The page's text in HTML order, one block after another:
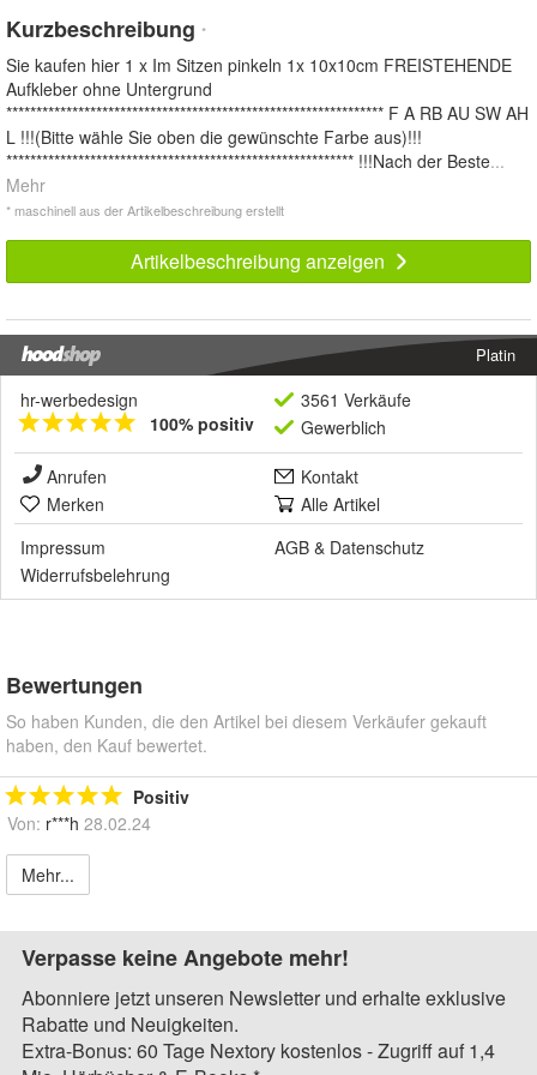
Kurzbeschreibung *
Sie kaufen hier 1 x Im Sitzen pinkeln 1x 10x10cm FREISTEHENDE
Aufkleber ohne Untergrund
*************************************************************** F A RB AU SW AH
L !!!(Bitte wähle Sie oben die gewünschte Farbe aus)!!!
********************************************************** !!!Nach der Beste...
Mehr
* maschinell aus der Artikelbeschreibung erstellt
Artikelbeschreibung anzeigen
Platin
hr-werbedesign
100% positiv
3561 Verkäufe
Gewerblich
Anrufen
Kontakt
Merken
Alle Artikel
Impressum
AGB & Datenschutz
Widerrufsbelehrung
Bewertungen
So haben Kunden, die den Artikel bei diesem Verkäufer gekauft
haben, den Kauf bewertet.
Positiv
Von: r***h 28.02.24
Mehr...
Verpasse keine Angebote mehr!
Abonniere jetzt unseren Newsletter und erhalte exklusive
Rabatte und Neuigkeiten.
Extra-Bonus: 60 Tage Nextory kostenlos - Zugriff auf 1,4